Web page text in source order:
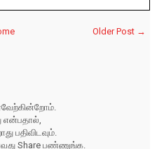
Older Post →
பதிவிடவும்.
Share பண்ணுங்க.